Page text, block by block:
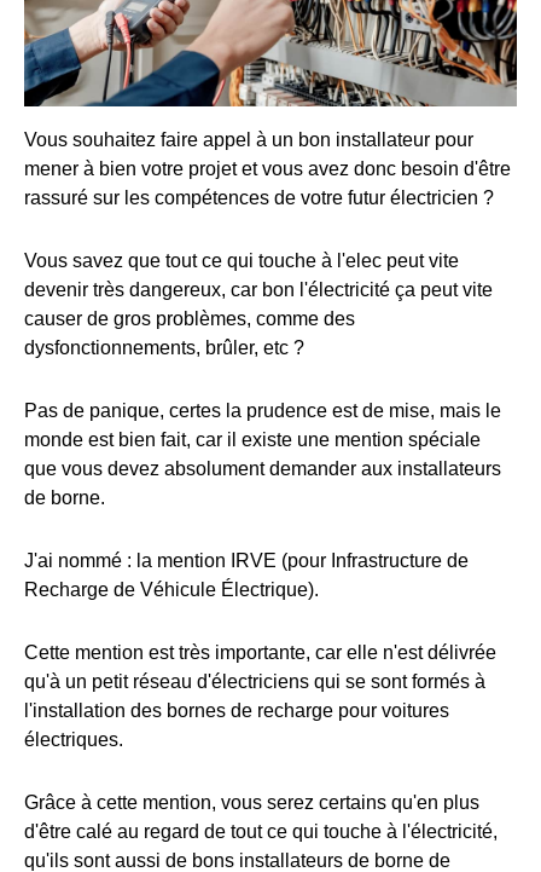
Vous souhaitez faire appel à un bon installateur pour
mener à bien votre projet et vous avez donc besoin d'être
rassuré sur les compétences de votre futur électricien ?
Vous savez que tout ce qui touche à l'elec peut vite
devenir très dangereux, car bon l'électricité ça peut vite
causer de gros problèmes, comme des
dysfonctionnements, brûler, etc ?
Pas de panique, certes la prudence est de mise, mais le
monde est bien fait, car il existe une mention spéciale
que vous devez absolument demander aux installateurs
de borne.
J'ai nommé : la mention IRVE (pour Infrastructure de
Recharge de Véhicule Électrique).
Cette mention est très importante, car elle n'est délivrée
qu'à un petit réseau d'électriciens qui se sont formés à
l'installation des bornes de recharge pour voitures
électriques.
Grâce à cette mention, vous serez certains qu'en plus
d'être calé au regard de tout ce qui touche à l'électricité,
qu'ils sont aussi de bons installateurs de borne de